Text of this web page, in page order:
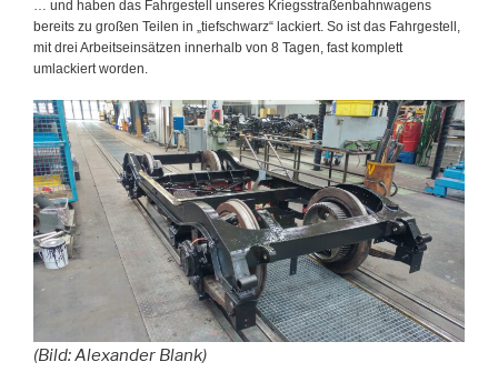
… und haben das Fahrgestell unseres Kriegsstraßenbahnwagens
bereits zu großen Teilen in „tiefschwarz“ lackiert. So ist das Fahrgestell,
mit drei Arbeitseinsätzen innerhalb von 8 Tagen, fast komplett
umlackiert worden.
(Bild: Alexander Blank)